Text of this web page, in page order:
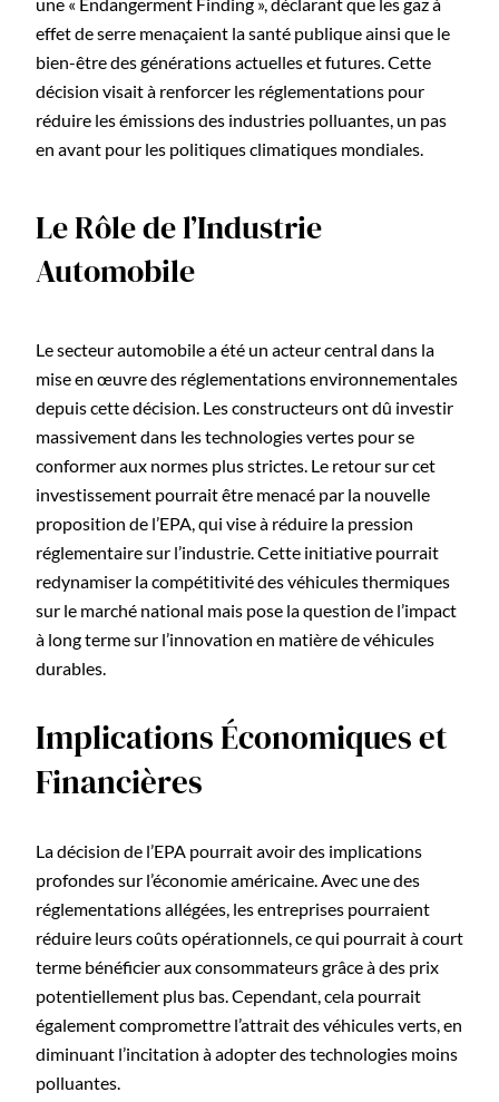
une « Endangerment Finding », déclarant que les gaz à
effet de serre menaçaient la santé publique ainsi que le
bien-être des générations actuelles et futures. Cette
décision visait à renforcer les réglementations pour
réduire les émissions des industries polluantes, un pas
en avant pour les politiques climatiques mondiales.
Le Rôle de l’Industrie
Automobile
Le secteur automobile a été un acteur central dans la
mise en œuvre des réglementations environnementales
depuis cette décision. Les constructeurs ont dû investir
massivement dans les technologies vertes pour se
conformer aux normes plus strictes. Le retour sur cet
investissement pourrait être menacé par la nouvelle
proposition de l’EPA, qui vise à réduire la pression
réglementaire sur l’industrie. Cette initiative pourrait
redynamiser la compétitivité des véhicules thermiques
sur le marché national mais pose la question de l’impact
à long terme sur l’innovation en matière de véhicules
durables.
Implications Économiques et
Financières
La décision de l’EPA pourrait avoir des implications
profondes sur l’économie américaine. Avec une des
réglementations allégées, les entreprises pourraient
réduire leurs coûts opérationnels, ce qui pourrait à court
terme bénéficier aux consommateurs grâce à des prix
potentiellement plus bas. Cependant, cela pourrait
également compromettre l’attrait des véhicules verts, en
diminuant l’incitation à adopter des technologies moins
polluantes.